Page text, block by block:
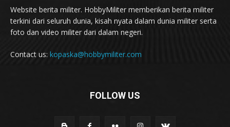
Website berita militer. HobbyMiliter memberikan berita militer
terkini dari seluruh dunia, kisah nyata dalam dunia militer serta
foto dan video militer dari dalam negeri.
Contact us: kopaska@hobbymiliter.com
FOLLOW US